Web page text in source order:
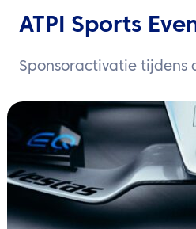
Duurzaamheid
TravelHub Login
Zoeken
ATPI Sports
Sponsoractivatie tijdens